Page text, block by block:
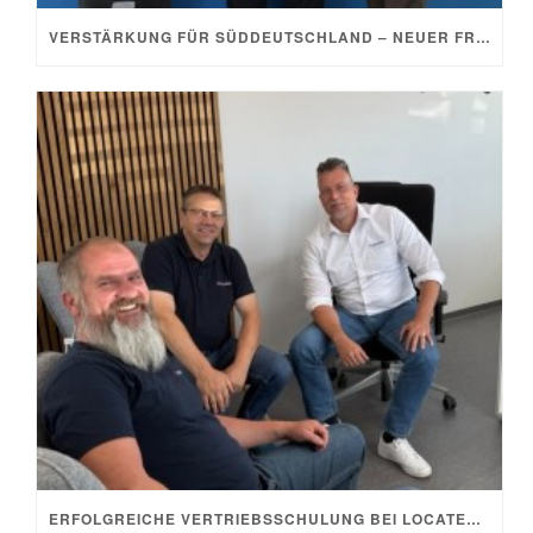
VERSTÄRKUNG FÜR SÜDDEUTSCHLAND – NEUER FRANCHISEPARTNER IN KEMPTEN
ERFOLGREICHE VERTRIEBSSCHULUNG BEI LOCATEC GIESSEN